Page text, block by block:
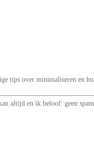
tips over minimaliseren en
altijd en ik beloof: geen